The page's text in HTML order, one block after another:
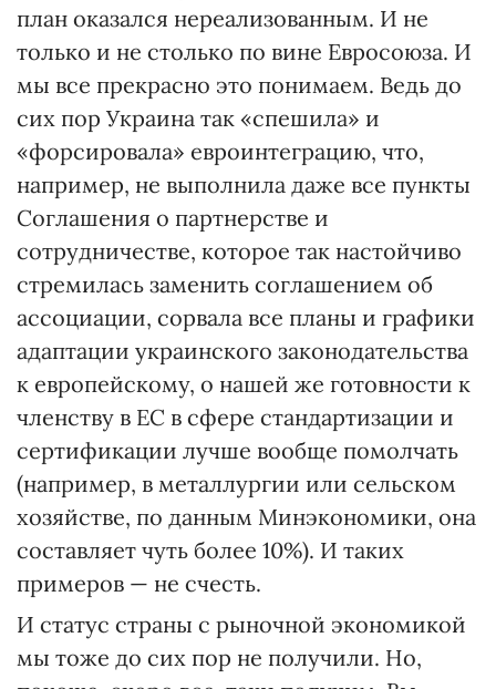
план оказался нереализованным. И не
только и не столько по вине Евросоюза. И
мы все прекрасно это понимаем. Ведь до
сих пор Украина так «спешила» и
«форсировала» евроинтеграцию, что,
например, не выполнила даже все пункты
Соглашения о партнерстве и
сотрудничестве, которое так настойчиво
стремилась заменить соглашением об
ассоциации, сорвала все планы и графики
адаптации украинского законодательства
к европейскому, о нашей же готовности к
членству в ЕС в сфере стандартизации и
сертификации лучше вообще помолчать
(например, в металлургии или сельском
хозяйстве, по данным Минэкономики, она
составляет чуть более 10%). И таких
примеров — не счесть.
И статус страны с рыночной экономикой
мы тоже до сих пор не получили. Но,